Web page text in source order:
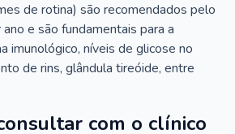
de rotina) são recomendados pelo
e são fundamentais para a
imunológico, níveis de glicose no
de rins, glândula tireóide, entre
com o clínico